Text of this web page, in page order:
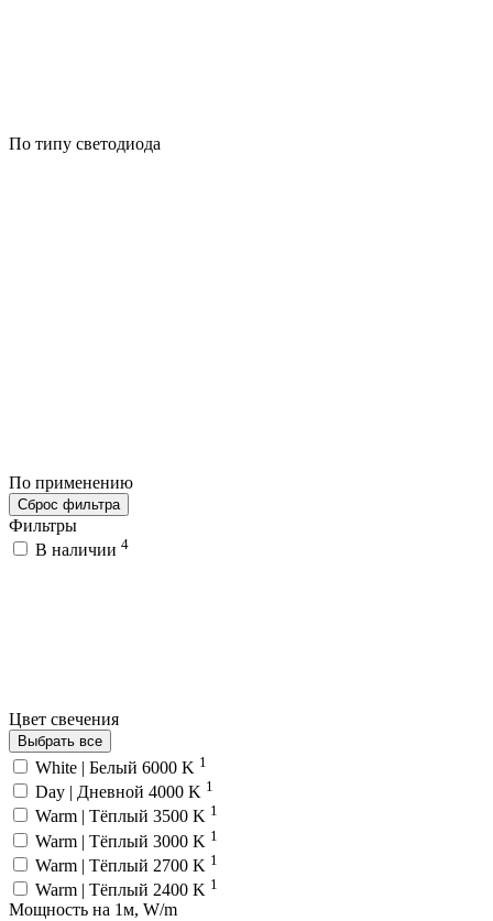
По типу светодиода
По применению
Сброс фильтра
Фильтры
В наличии 4
Цвет свечения
Выбрать все
White | Белый 6000 K 1
Day | Дневной 4000 K 1
Warm | Тёплый 3500 K 1
Warm | Тёплый 3000 K 1
Warm | Тёплый 2700 K 1
Warm | Тёплый 2400 K 1
Мощность на 1м, W/m